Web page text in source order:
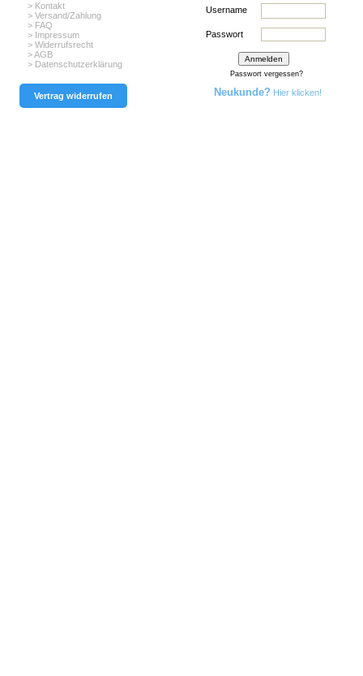
> Kontakt
> Versand/Zahlung
> FAQ
> Impressum
> Widerrufsrecht
> AGB
> Datenschutzerklärung
Vertrag widerrufen
Username
Passwort
Passwort vergessen?
Neukunde? Hier klicken!